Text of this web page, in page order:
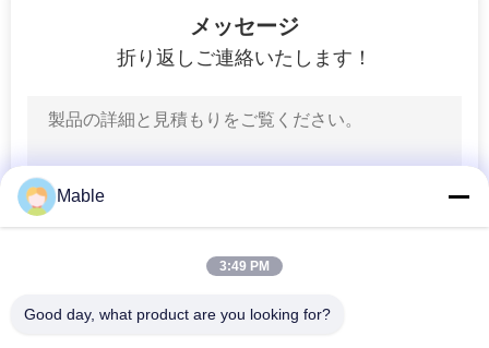
PRIVACY
ドリルパイプ用ブ
レイクアウトトン
メッセージ
折り返しご連絡いたします！
Mable
3:49 PM
Good day, what product are you looking for?